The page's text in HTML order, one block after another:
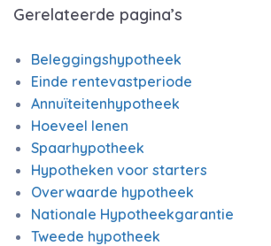
Gerelateerde pagina’s
Beleggingshypotheek
Einde rentevastperiode
Annuïteitenhypotheek
Hoeveel lenen
Spaarhypotheek
Hypotheken voor starters
Overwaarde hypotheek
Nationale Hypotheekgarantie
Tweede hypotheek